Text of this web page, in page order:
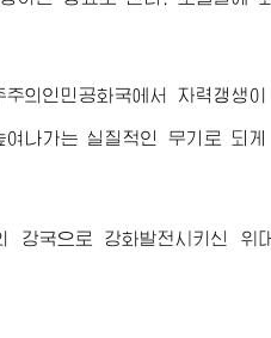
의인민공화국에서 자력갱생
나가는 실질적인 무기로 되게
강국으로 강화발전시키신위